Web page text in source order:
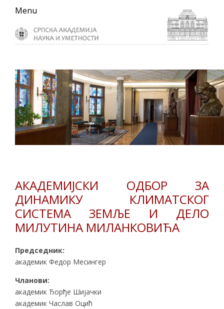
Skip
primary
navigation
Skip
main
content
Skip
primary
sidebar
Menu
АКАДЕМИЈСКИ ОДБОР ЗА
ДИНАМИКУ КЛИМАТСКОГ
СИСТЕМА ЗЕМЉЕ И ДЕЛО
МИЛУТИНА МИЛАНКОВИЋА
Председник:
академик Федор Месингер
Чланови:
академик Ђорђе Шијачки
академик Часлав Оцић